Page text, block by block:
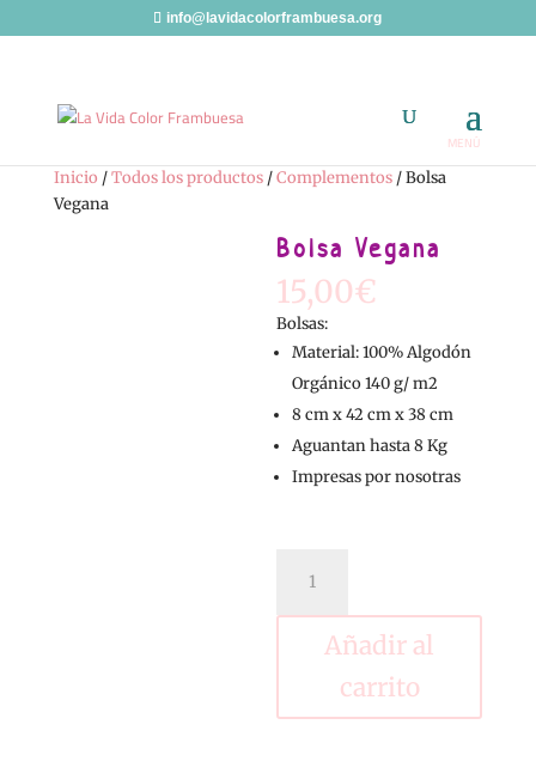
info@lavidacolorframbuesa.org
Inicio /Todos los productos/Complementos/ Bolsa
Vegana
Bolsa Vegana
15,00€
Bolsas:
Material: 100% Algodón
Orgánico 140 g/ m2
8 cm x 42 cm x 38 cm
Aguantan hasta 8 Kg
Impresas por nosotras
Vegana
cantidad
Añadir al
carrito